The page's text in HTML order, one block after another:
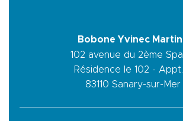
Bobone Yvinec
102 avenue du 2ème
Résidence le 102 -
83110 Sanary-sur-Mer